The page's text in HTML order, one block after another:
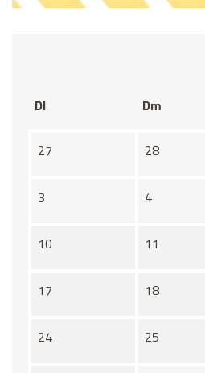
Dl
Dm
No hi ha cap activitat aquest mes
27 28
3 4
10 11
17 18
24 25